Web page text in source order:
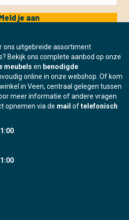
je aan
ons uitgebreide assortiment
Bekijk ons complete aanbod op onze
meubels en benodigde
online in onze webshop. Of kom
in Veen, centraal gelegen tussen
meer informatie of andere vragen
opnemen via de mail oftelefonisch